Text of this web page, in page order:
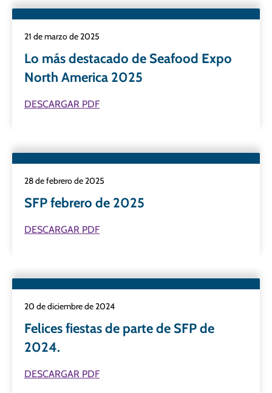
21 de marzo de 2025
Lo más destacado de Seafood Expo
North America 2025
DESCARGAR PDF
28 de febrero de 2025
SFP febrero de 2025
DESCARGAR PDF
20 de diciembre de 2024
Felices fiestas de parte de SFP de
2024.
DESCARGAR PDF